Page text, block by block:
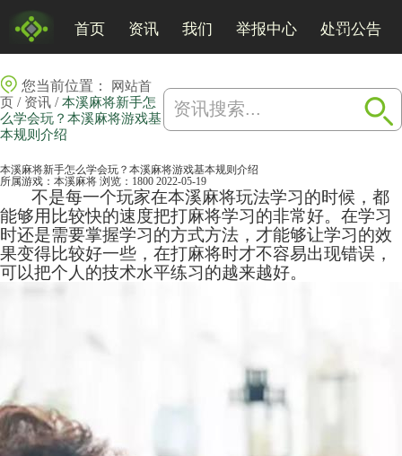
首页 资讯 我们 举报中心 处罚公告
您当前位置：
网站首
页 / 资讯 /本溪麻将新手怎
么学会玩？本溪麻将游戏基
本规则介绍
本溪麻将新手怎么学会玩？本溪麻将游戏基本规则介绍
所属游戏： 本溪麻将 浏览：1800 2022-05-19
不是每一个玩家在本溪麻将玩法学习的时候，都
能够用比较快的速度把打麻将学习的非常好。在学习
时还是需要掌握学习的方式方法，才能够让学习的效
果变得比较好一些，在打麻将时才不容易出现错误，
可以把个人的技术水平练习的越来越好。